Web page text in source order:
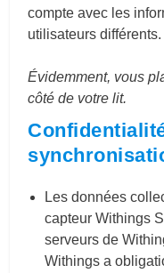
compte avec les
utilisateurs différents.
Évidemment, vous
côté de votre lit.
Les données
capteur Withings
serveurs de
Withings a